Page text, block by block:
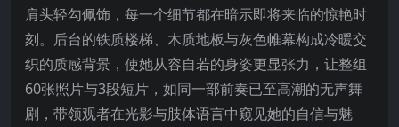
肩头轻勾佩饰，每一个细节都在暗示即将来临的惊艳时
刻。后台的铁质楼梯、木质地板与灰色帷幕构成冷暖交
织的质感背景，使她从容自若的身姿更显张力，让整组
60张照片与3段短片，如同一部前奏已至高潮的无声舞
剧，带领观者在光影与肢体语言中窥见她的自信与魅